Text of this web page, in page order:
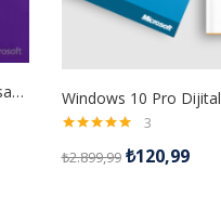
Windows 10 Pro Dijital 32-64 Bit Lisans Anahtarı
5.00oy aldı
3
₺2.899,99 ₺120,99